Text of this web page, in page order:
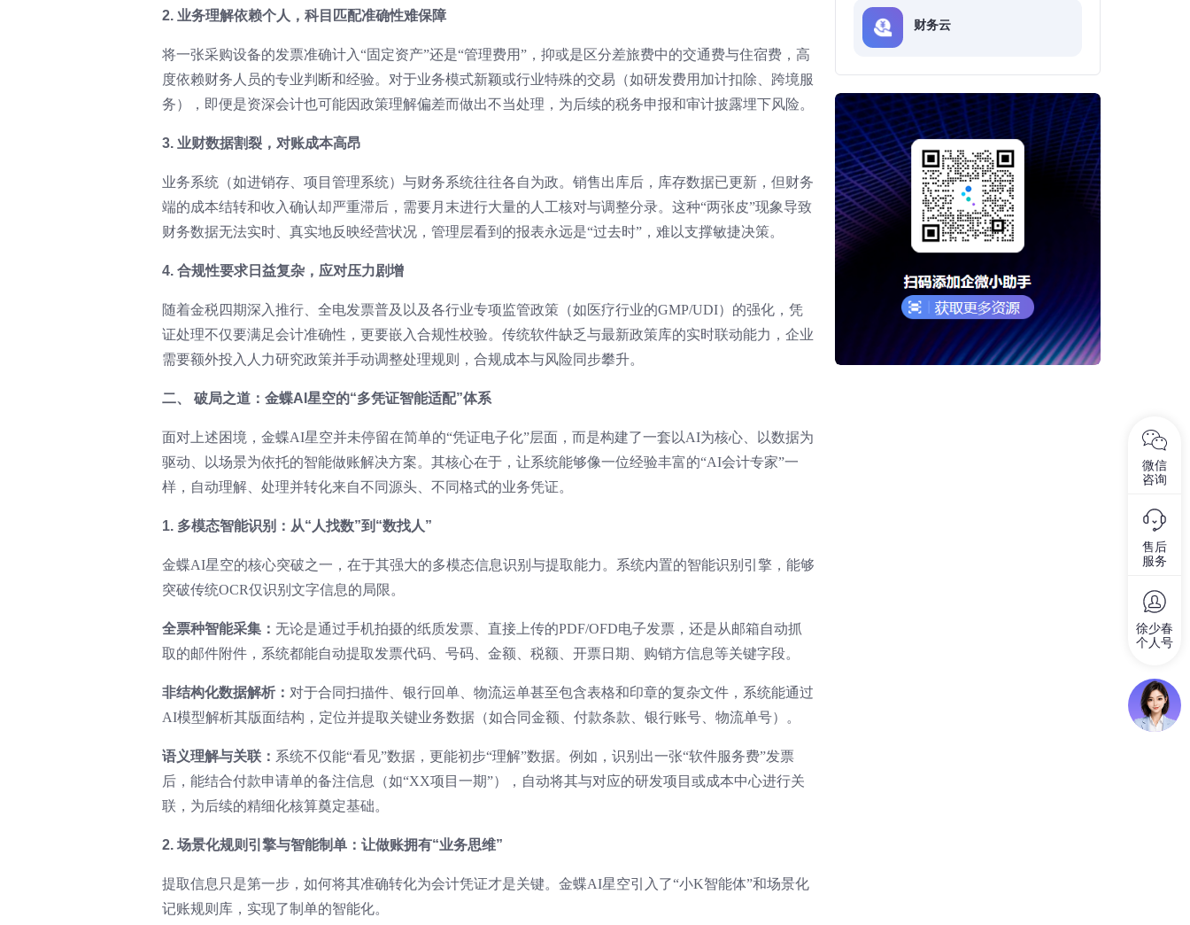
2. 业务理解依赖个人，科目匹配准确性难保障
将一张采购设备的发票准确计入“固定资产”还是“管理费用”，抑或是区分差旅费中的交通费与住宿费，高
度依赖财务人员的专业判断和经验。对于业务模式新颖或行业特殊的交易（如研发费用加计扣除、跨境服
务），即便是资深会计也可能因政策理解偏差而做出不当处理，为后续的税务申报和审计披露埋下风险。
3. 业财数据割裂，对账成本高昂
业务系统（如进销存、项目管理系统）与财务系统往往各自为政。销售出库后，库存数据已更新，但财务
端的成本结转和收入确认却严重滞后，需要月末进行大量的人工核对与调整分录。这种“两张皮”现象导致
财务数据无法实时、真实地反映经营状况，管理层看到的报表永远是“过去时”，难以支撑敏捷决策。
4. 合规性要求日益复杂，应对压力剧增
随着金税四期深入推行、全电发票普及以及各行业专项监管政策（如医疗行业的GMP/UDI）的强化，凭
证处理不仅要满足会计准确性，更要嵌入合规性校验。传统软件缺乏与最新政策库的实时联动能力，企业
需要额外投入人力研究政策并手动调整处理规则，合规成本与风险同步攀升。
二、 破局之道：金蝶AI星空的“多凭证智能适配”体系
面对上述困境，金蝶AI星空并未停留在简单的“凭证电子化”层面，而是构建了一套以AI为核心、以数据为
驱动、以场景为依托的智能做账解决方案。其核心在于，让系统能够像一位经验丰富的“AI会计专家”一
样，自动理解、处理并转化来自不同源头、不同格式的业务凭证。
1. 多模态智能识别：从“人找数”到“数找人”
金蝶AI星空的核心突破之一，在于其强大的多模态信息识别与提取能力。系统内置的智能识别引擎，能够
突破传统OCR仅识别文字信息的局限。
全票种智能采集： 无论是通过手机拍摄的纸质发票、直接上传的PDF/OFD电子发票，还是从邮箱自动抓
取的邮件附件，系统都能自动提取发票代码、号码、金额、税额、开票日期、购销方信息等关键字段。
非结构化数据解析： 对于合同扫描件、银行回单、物流运单甚至包含表格和印章的复杂文件，系统能通过
AI模型解析其版面结构，定位并提取关键业务数据（如合同金额、付款条款、银行账号、物流单号）。
语义理解与关联： 系统不仅能“看见”数据，更能初步“理解”数据。例如，识别出一张“软件服务费”发票
后，能结合付款申请单的备注信息（如“XX项目一期”），自动将其与对应的研发项目或成本中心进行关
联，为后续的精细化核算奠定基础。
2. 场景化规则引擎与智能制单：让做账拥有“业务思维”
提取信息只是第一步，如何将其准确转化为会计凭证才是关键。金蝶AI星空引入了“小K智能体”和场景化
记账规则库，实现了制单的智能化。
财务云
微信
咨询
售后
服务
徐少春
个人号